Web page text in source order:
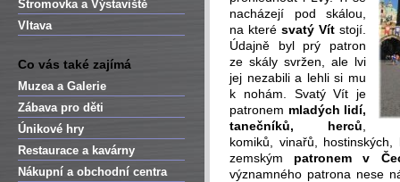
Stromovka a Výstaviště
Vltava
Co vás také zajímá
Muzea a Galerie
Zábava pro děti
Únikové hry
Restaurace a kavárny
Nákupní a obchodní centra
nacházejí pod skálou,
na které svatý Vít stojí.
Údajně byl prý patron
ze skály svržen, ale lvi
jej nezabili a lehli si mu
k nohám. Svatý Vít je
patronem mladých lidí,
tanečníků, herců
komiků, vinařů,
zemským patronem v
významného patrona nese